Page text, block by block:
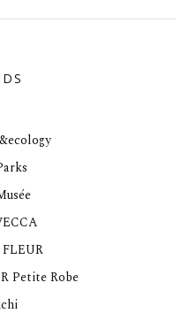
Petite Robe